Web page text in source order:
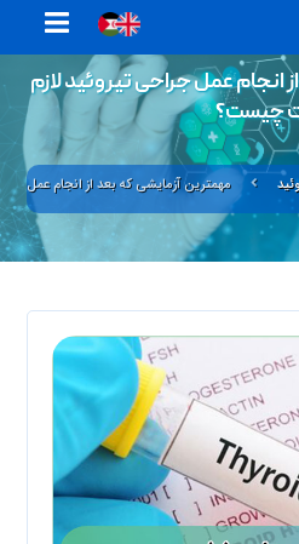
انجام عمل جراحی تيروئيد لازم
چيست؟
مهمترين آزمايشی كه بعد از انجام عمل